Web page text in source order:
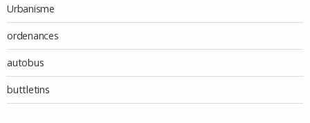
Urbanisme
ordenances
autobus
buttletins